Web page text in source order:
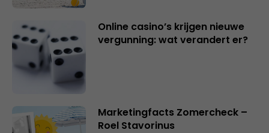
Online casino’s krijgen nieuwe
vergunning: wat verandert er?
Marketingfacts Zomercheck –
Roel Stavorinus